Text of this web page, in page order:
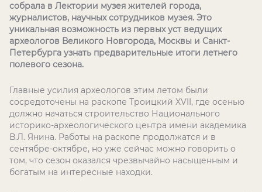
собрала в Лектории музея жителей города,
журналистов, научных сотрудников музея. Это
уникальная возможность из первых уст ведущих
археологов Великого Новгорода, Москвы и Санкт-
Петербурга узнать предварительные итоги летнего
полевого сезона.
Главные усилия археологов этим летом были
сосредоточены на раскопе Троицкий XVII, где осенью
должно начаться строительство Национального
историко-археологического центра имени академика
В.Л. Янина. Работы на раскопе продолжатся и в
сентябре-октябре, но уже сейчас можно говорить о
том, что сезон оказался чрезвычайно насыщенным и
богатым на интересные находки.